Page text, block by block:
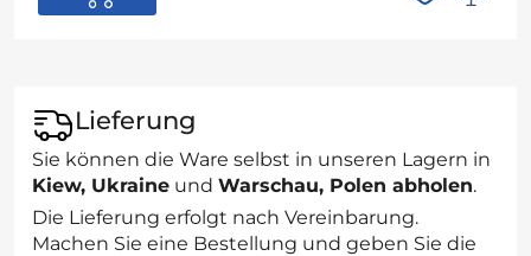
Lieferung
Sie können die Ware selbst in unseren Lagern in
Kiew, Ukraine und Warschau, Polen abholen.
Die Lieferung erfolgt nach Vereinbarung.
Machen Sie eine Bestellung und geben Sie die